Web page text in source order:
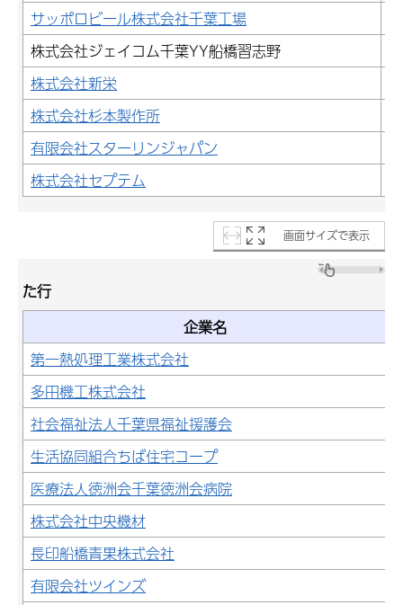
サッポロビール株式会社千葉工場
株式会社ジェイコム千葉YY船橋習志野
株式会社新栄
株式会社杉本製作所
有限会社スターリンジャパン
株式会社セプテム
画面サイズで表示
た行
企業名
第一熱処理工業株式会社
多田機工株式会社
社会福祉法人千葉県福祉援護会
生活協同組合ちば住宅コープ
医療法人徳洲会千葉徳洲会病院
株式会社中央機材
長印船橋青果株式会社
有限会社ツインズ